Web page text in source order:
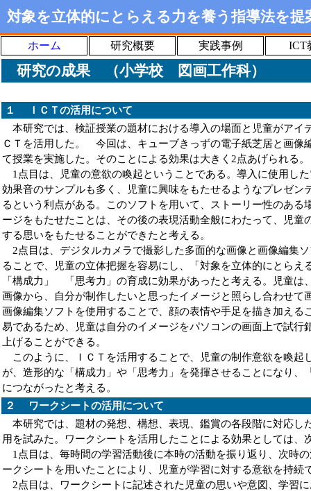
対象を立体的にとらえる力を養う指導法を提
ホーム 研究概要 実践事例 ICT
研究の成果 （小学校 図画工作科）
１ ＩＣＴの活用について
本研究では、検証授業の題材における導入の場面と児童がアイ
ＣＴを活用した。 今回は、キューブきっずの電子紙芝居と画像
て授業を実施した。そのことによる効果は大きく2点あげられる。
1点目は、児童の意欲の喚起ということである。導入に使用し
効果音のサンプルも多く、児童に興味をもたせるようなプレゼン
るという利点がある。このソフトを用いて、ストーリー性のある
ージをもたせたことは、その後の表現活動全般にわたって、児童
する思いをもたせることができたと考える。
2点目は、デジタルカメラで撮影した多面的な画像と画像編集
ることで、児童の立体把握を容易にし、「対象を立体的にとらえ
「構成力」 「思考力」の育成に効果があったと考える。児童は
画像から、自分が制作したいと思ったイメージと照らし合わせて
画像編集ソフトを使用することで、顔の表情や手足を描き加える
易であるため、児童は自分のイメージをパソコンの画面上で試行
上げることができる。
このように、ＩＣＴを活用することで、児童の制作意欲を喚起
が、造形的な「構成力」や「思考力」を発揮させることになり、
につながったと考える。
２ ワークシートの活用について
本研究では、題材の発想、構想、表現、鑑賞の各段階に対応し
用を試みた。ワークシートを活用したことによる効果としては、
1点目は、毎時間の学習活動後に本時の活動を振り返り、次時
ークシートを用いたことにより、児童が学習に対する意欲を持続
2点目は、ワークシートに記述された児童の思いや意図、学習